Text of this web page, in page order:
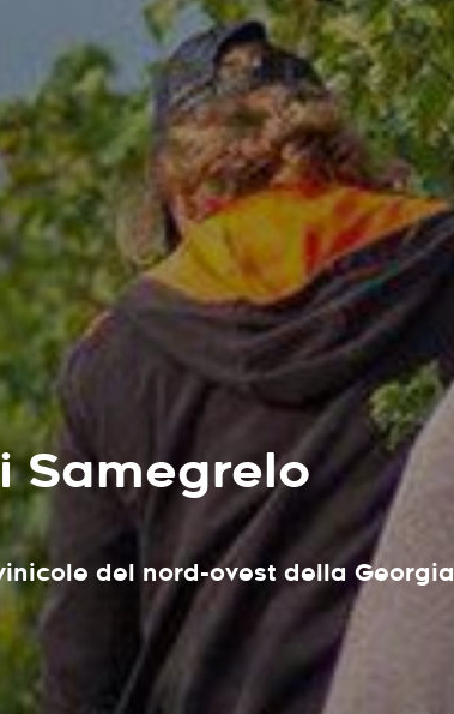
Samegrelo
del nord-ovest della Georgia